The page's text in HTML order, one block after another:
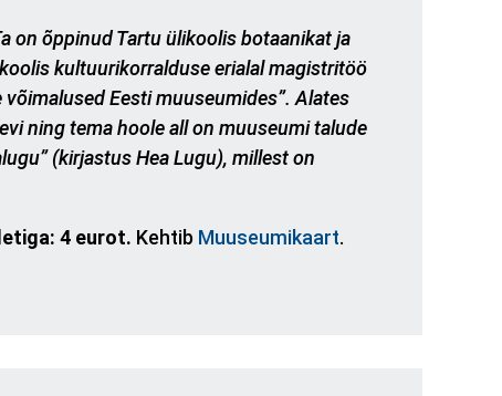
on õppinud Tartu ülikoolis botaanikat ja
kultuurikorralduse erialal magistritöö
Eesti muuseumides”. Alates
ning tema hoole all on muuseumi talude
(kirjastus Hea Lugu), millest on
4 eurot. Kehtib Muuseumikaart.